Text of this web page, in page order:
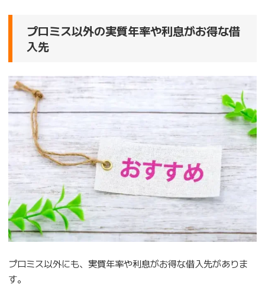
プロミス以外の実質年率や利息がお得な借
入先
プロミス以外にも、実質年率や利息がお得な借入先がありま
す。